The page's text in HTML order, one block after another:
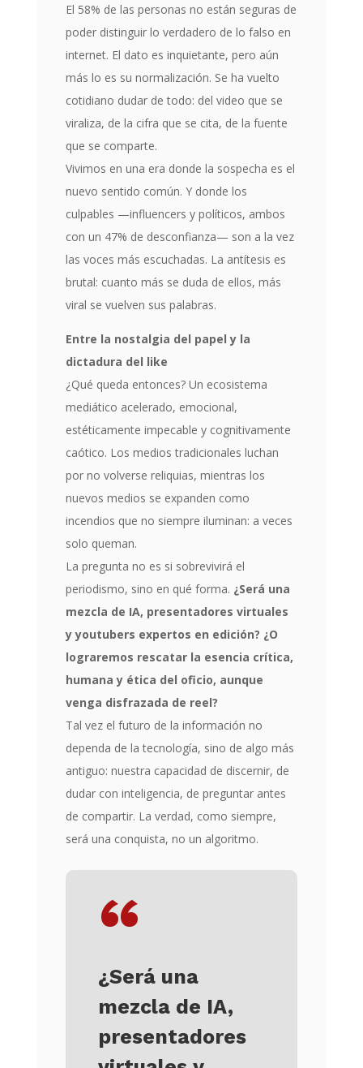
El 58% de las personas no están seguras de
poder distinguir lo verdadero de lo falso en
internet. El dato es inquietante, pero aún
más lo es su normalización. Se ha vuelto
cotidiano dudar de todo: del video que se
viraliza, de la cifra que se cita, de la fuente
que se comparte.
Vivimos en una era donde la sospecha es el
nuevo sentido común. Y donde los
culpables —influencers y políticos, ambos
con un 47% de desconfianza— son a la vez
las voces más escuchadas. La antítesis es
brutal: cuanto más se duda de ellos, más
viral se vuelven sus palabras.
Entre la nostalgia del papel y la
dictadura del like
¿Qué queda entonces? Un ecosistema
mediático acelerado, emocional,
estéticamente impecable y cognitivamente
caótico. Los medios tradicionales luchan
por no volverse reliquias, mientras los
nuevos medios se expanden como
incendios que no siempre iluminan: a veces
solo queman.
La pregunta no es si sobrevivirá el
periodismo, sino en qué forma. ¿Será una
mezcla de IA, presentadores virtuales
y youtubers expertos en edición? ¿O
lograremos rescatar la esencia crítica,
humana y ética del oficio, aunque
venga disfrazada de reel?
Tal vez el futuro de la información no
dependa de la tecnología, sino de algo más
antiguo: nuestra capacidad de discernir, de
dudar con inteligencia, de preguntar antes
de compartir. La verdad, como siempre,
será una conquista, no un algoritmo.
“
¿Será una
mezcla de IA,
presentadores